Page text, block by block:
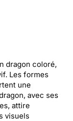
dragon coloré,
Les formes
une
avec ses
attire
visuels